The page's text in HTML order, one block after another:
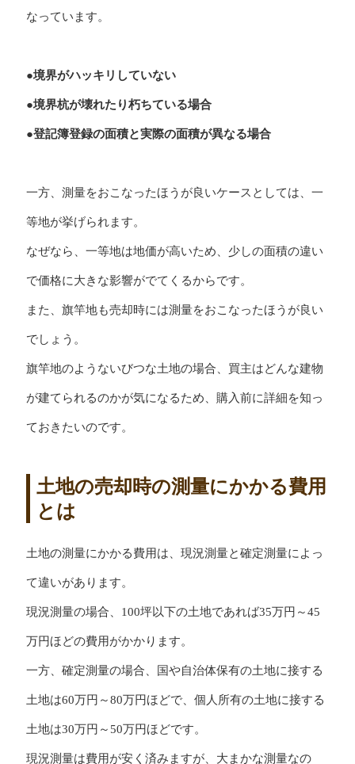
なっています。
●境界がハッキリしていない
●境界杭が壊れたり朽ちている場合
●登記簿登録の面積と実際の面積が異なる場合
一方、測量をおこなったほうが良いケースとしては、一
等地が挙げられます。
なぜなら、一等地は地価が高いため、少しの面積の違い
で価格に大きな影響がでてくるからです。
また、旗竿地も売却時には測量をおこなったほうが良い
でしょう。
旗竿地のようないびつな土地の場合、買主はどんな建物
が建てられるのかが気になるため、購入前に詳細を知っ
ておきたいのです。
土地の売却時の測量にかかる費用
とは
土地の測量にかかる費用は、現況測量と確定測量によっ
て違いがあります。
現況測量の場合、100坪以下の土地であれば35万円～45
万円ほどの費用がかかります。
一方、確定測量の場合、国や自治体保有の土地に接する
土地は60万円～80万円ほどで、個人所有の土地に接する
土地は30万円～50万円ほどです。
現況測量は費用が安く済みますが、大まかな測量なの